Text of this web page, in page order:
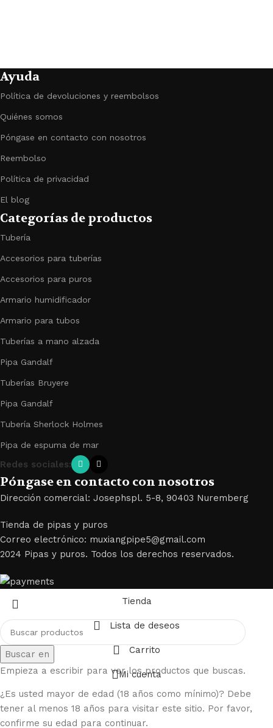
Ayuda
Política de devoluciones y reembolsos
Quiénes somos
Póngase en contacto con nosotros
Reembolso
Política de privacidad
El blog
Categorías de productos
Tubería
Accesorios para tuberías
Accesorios para puros
Armario humidificador
Armario para tubos
Tuberías a mano alzada
Pipa Gandalf
Tuberías Bruyere
Pipa Gandalf
Tubería Sherlock Holmes
Pipa de espuma de mar
Redes sociales:
Póngase en contacto con nosotros
Dirección comercial: Josephspl. 5-8, 90403 Nuremberg
Tienda de pipas y puros
Correo electrónico: muxiangpipe5@gmail.com
2024 Pipas y puros. Todos los derechos reservados.
Buscar en
Empieza a escribir para ver los productos que buscas.
Tienda
Lista de deseos
Carrito
Mi cuenta
¿Es usted mayor de edad (18 años como mínimo)? Debe
tener al menos 18 años para visitar este sitio. Por favor,
confirme su edad para continuar.